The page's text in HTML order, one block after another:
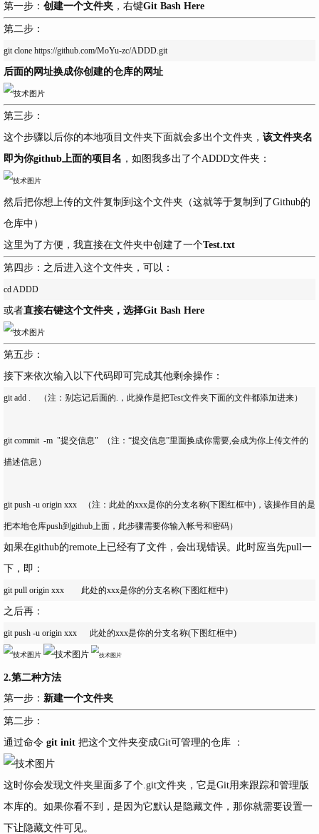
第一步： 创建一个文件夹 ，右键Git Bash Here
第二步：
后面的网址换成你创建的仓库的网址
第三步：
这个步骤以后你的本地项目文件夹下面就会多出个文件夹， 该文件夹名
即为你github上面的项目名 ，如图我多出了个ADDD文件夹：
然后把你想上传的文件复制到这个文件夹（这就等于复制到了Github的
仓库中）
这里为了方便，我直接在文件夹中创建了一个Test.txt
第四步：之后进入这个文件夹，可以：
或者直接右键这个文件夹，选择Git Bash Here
第五步：
接下来依次输入以下代码即可完成其他剩余操作：
git add .    （注：别忘记后面的.，此操作是把Test文件夹下面的文件都添加进来）
git commit  -m  "提交信息"  （注：“提交信息”里面换成你需要,会成为你上传文件的
描述信息）
git push -u origin xxx   （注：此处的xxx是你的分支名称(下图红框中)，该操作目的是
如果在github的remote上已经有了文件，会出现错误。此时应当先pull一
下，即：
之后再：
2.第二种方法
第一步： 新建一个文件夹
第二步：
通过命令 git init 把这个文件夹变成Git可管理的仓库 ：
这时你会发现文件夹里面多了个 .git文件夹，它是Git用来跟踪和管理版
本库的。如果你看不到，是因为它默认是隐藏文件，那你就需要设置一
下让隐藏文件可见。